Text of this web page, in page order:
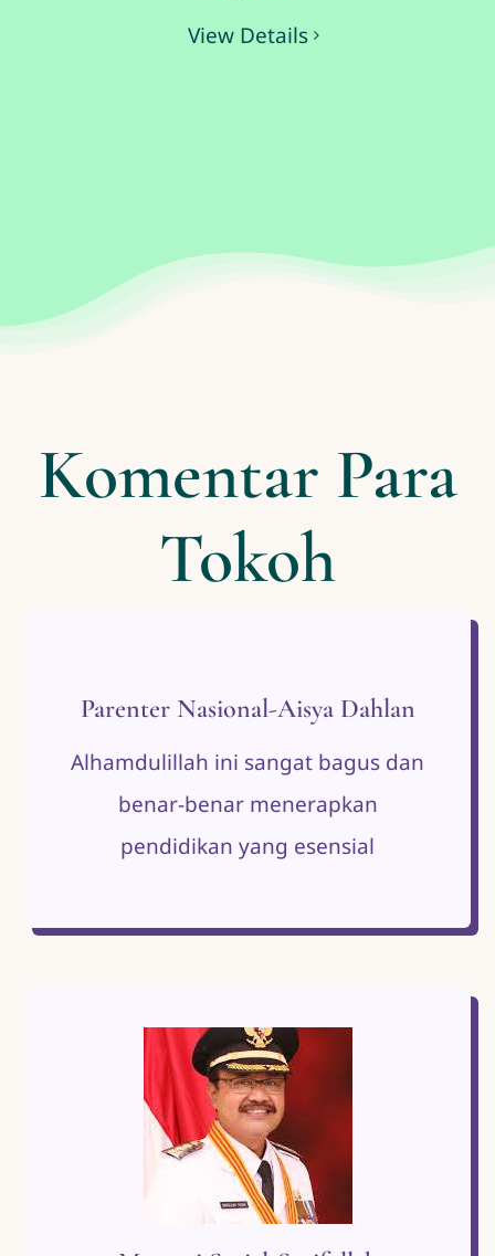
View Details
Komentar Para
Tokoh
Parenter Nasional-Aisya Dahlan
Alhamdulillah ini sangat bagus dan
benar-benar menerapkan
pendidikan yang esensial